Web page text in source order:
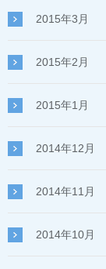
2015年3月
2015年2月
2015年1月
2014年12月
2014年11月
2014年10月